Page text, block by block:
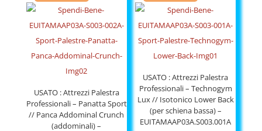
€679,00.
USATO : Attrezzi Palestra
Professionali – Panatta Sport
// Panca Addominal Crunch
(addominali) –
USATO : Attrezzi Palestra
Professionali – Technogym
Lux // Isotonico Lower Back
(per schiena bassa) –
EUITAMAAP03A.S003.001A